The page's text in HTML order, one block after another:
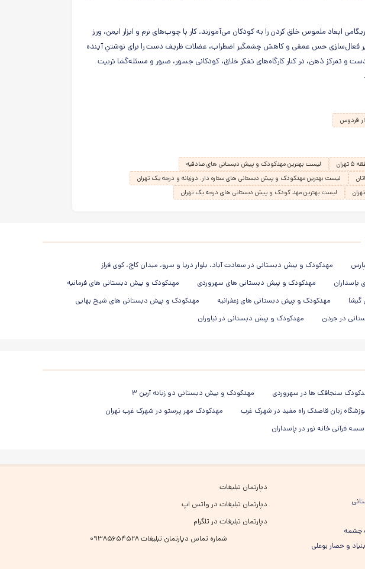
ابعاد ملموس خلق کردن را به کودکان می‌آموزند. کار با چوب‌های نرم و ابزار ایمن، ورز
فعال‌سازی حس عمقی و کاهش چشمگیر اضطراب، عضلات ظریف دست را برای نوشتنِ آینده
و تمرکز ذهن، در کنار کارگاه‌های تفکر خلاق، کودکانی جسور، صبور و مسئله‌گشا تربیت
فردوس
لیست بهترین مهدکودک و پیش دبستانی های صادقیه
لیست بهترین مهدکودک و پیش دبستانی های ستاره دار، دوزبانه و درجه یک تهران
لیست بهترین مهد کودک و پیش دبستانی های درجه یک تهران
مهدکودک و پیش دبستانی در سعادت آباد، بلوار دریا و سرو، میدان کاج، کوی فراز
مهدکودک و پیش دبستانی های سهروردی
مهدکودک و پیش دبستانی های فرمانیه
مهدکودک و پیش دبستانی های زعفرانیه
مهدکودک و پیش دبستانی های شیخ بهایی
در جردن مهدکودک و پیش دبستانی در نیاوران
سنجاقک ها در سهروردی
مهدکودک و پیش دبستانی دو زبانه آرین ۳
زبان قاصدک راه مفید در شهرک غرب
مهدکودک مهر پرستو در شهرک غرب تهران
قرآنی خانه نور در پاسداران
چشمه
و حصار بوعلی
دپارتمان تبلیغات
دپارتمان تبلیغات در واتس اپ
دپارتمان تبلیغات در تلگرام
شماره تماس دپارتمان تبلیغات ۰۹۳۸۵۶۵۴۵۲۸